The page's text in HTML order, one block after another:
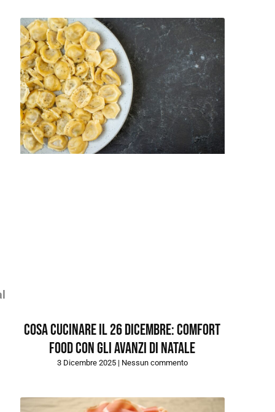
Cosa cucinare il 26 dicembre: comfort
food con gli avanzi di natale
3 Dicembre 2025 Nessun commento